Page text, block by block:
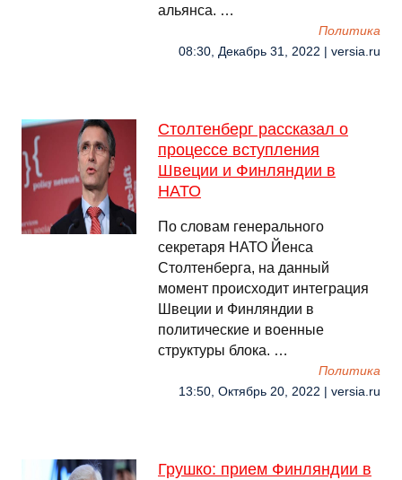
альянса. …
Политика
08:30, Декабрь 31, 2022 | versia.ru
Столтенберг рассказал о
процессе вступления
Швеции и Финляндии в
НАТО
По словам генерального
секретаря НАТО Йенса
Столтенберга, на данный
момент происходит интеграция
Швеции и Финляндии в
политические и военные
структуры блока. …
Политика
13:50, Октябрь 20, 2022 | versia.ru
Грушко: прием Финляндии в